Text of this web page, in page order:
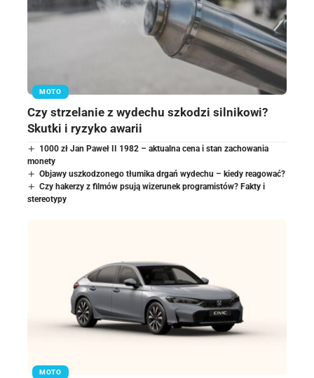
MOTO
Czy strzelanie z wydechu szkodzi silnikowi?
Skutki i ryzyko awarii
1000 zł Jan Paweł II 1982 – aktualna cena i stan zachowania
monety
Objawy uszkodzonego tłumika drgań wydechu – kiedy reagować?
Czy hakerzy z filmów psują wizerunek programistów? Fakty i
stereotypy
MOTO